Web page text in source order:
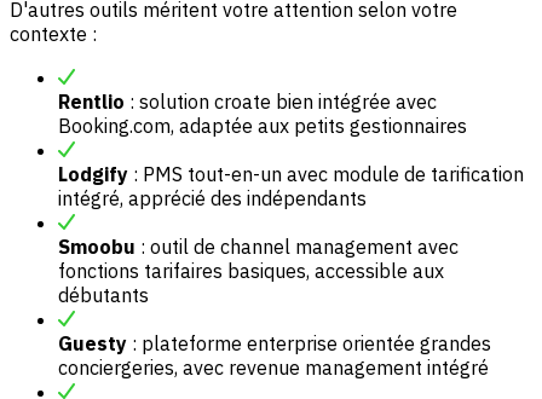
D'autres outils méritent votre attention selon votre
contexte :
Rentlio : solution croate bien intégrée avec
Booking.com, adaptée aux petits gestionnaires
Lodgify : PMS tout-en-un avec module de tarification
intégré, apprécié des indépendants
Smoobu : outil de channel management avec
fonctions tarifaires basiques, accessible aux
débutants
Guesty : plateforme enterprise orientée grandes
conciergeries, avec revenue management intégré